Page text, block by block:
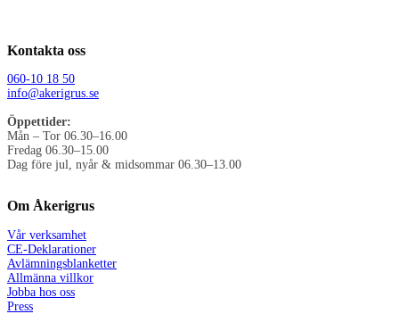
Kontakta oss
060-10 18 50
info@akerigrus.se
Öppettider:
Mån – Tor 06.30–16.00
Fredag 06.30–15.00
Dag före jul, nyår & midsommar 06.30–13.00
Om Åkerigrus
Vår verksamhet
CE-Deklarationer
Avlämningsblanketter
Allmänna villkor
Jobba hos oss
Press